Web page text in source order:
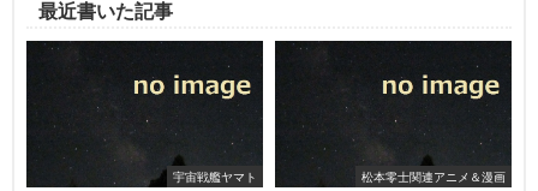
最近書いた記事
宇宙戦艦ヤマト 松本零士関連アニメ＆漫画